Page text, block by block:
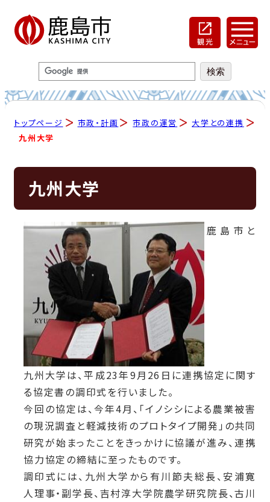
トップページ 市政・計画 市政の運営
大学との連携
九州大学
九州大学
鹿島市と
九州大学は、平成23年9月26日に連携協定に関す
る協定書の調印式を行いました。
今回の協定は、今年4月、「イノシシによる農業被害
の現況調査と軽減技術のプロトタイプ開発」の共同
研究が始まったことをきっかけに協議が進み、連携
協力協定の締結に至ったものです。
調印式には、九州大学から有川節夫総長、安浦寛
人理事・副学長、吉村淳大学院農学研究院長、古川